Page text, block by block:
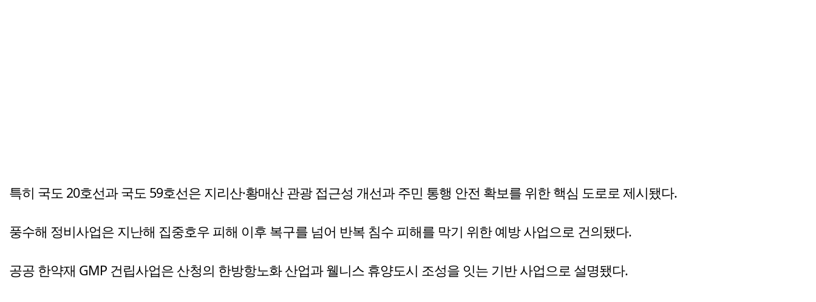
특히 국도 20호선과 국도 59호선은 지리산·황매산 관광 접근성 개선과 주민 통행 안전 확보를 위한 핵심 도로로 제시됐다.
풍수해 정비사업은 지난해 집중호우 피해 이후 복구를 넘어 반복 침수 피해를 막기 위한 예방 사업으로 건의됐다.
공공 한약재 GMP 건립사업은 산청의 한방항노화 산업과 웰니스 휴양도시 조성을 잇는 기반 사업으로 설명됐다.